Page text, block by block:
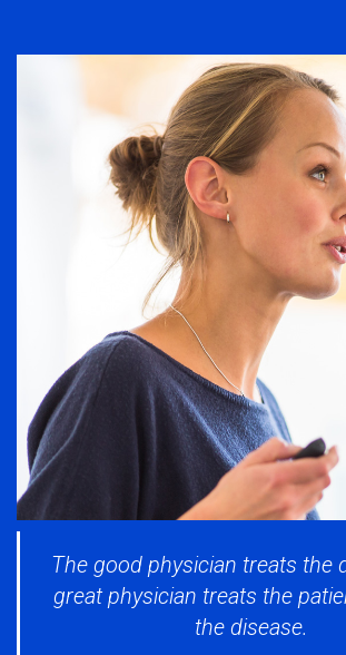
The good physician treats the
great physician treats the
the disease.